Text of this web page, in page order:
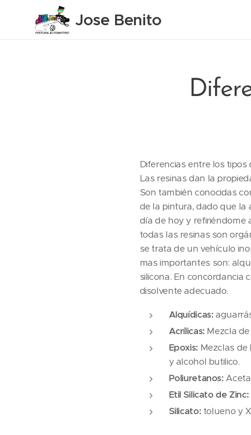
Jose Benito
Diferencias entre los
Las resinas dan la
Son también conocidas
de la pintura, dado que la
día de hoy y refiriéndome
todas las resinas son
se trata de un vehículo
mas importantes son:
silicona. En concordancia
disolvente adecuado.
Alquídicas:
Acrílicas: Mezcla
Epoxis: Mezclas de
y alcohol butilico.
Poliuretanos:
Etil Silicato de Zinc:
Silicato: tolueno y